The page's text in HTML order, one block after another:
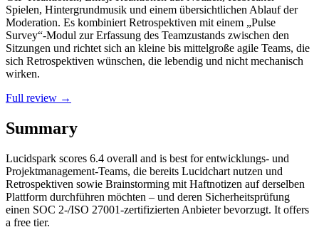
Spielen, Hintergrundmusik und einem übersichtlichen Ablauf der
Moderation. Es kombiniert Retrospektiven mit einem „Pulse
Survey“-Modul zur Erfassung des Teamzustands zwischen den
Sitzungen und richtet sich an kleine bis mittelgroße agile Teams, die
sich Retrospektiven wünschen, die lebendig und nicht mechanisch
wirken.
Full review →
Summary
Lucidspark scores 6.4 overall and is best for entwicklungs- und
Projektmanagement-Teams, die bereits Lucidchart nutzen und
Retrospektiven sowie Brainstorming mit Haftnotizen auf derselben
Plattform durchführen möchten – und deren Sicherheitsprüfung
einen SOC 2-/ISO 27001-zertifizierten Anbieter bevorzugt. It offers
a free tier.